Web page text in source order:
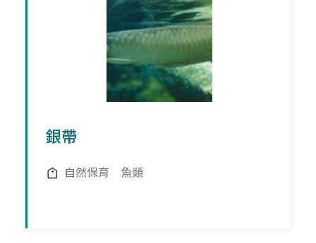
銀帶
自然保育 魚類